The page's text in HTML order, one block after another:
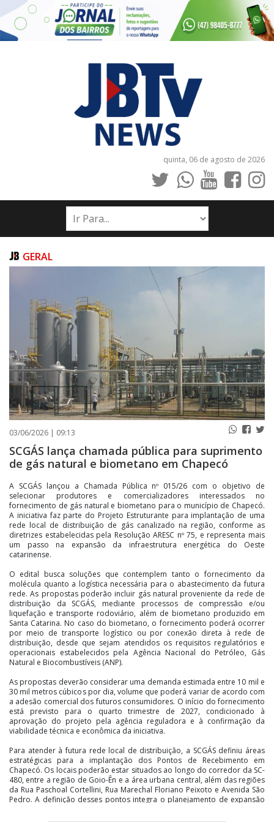
quinta, 06 de agosto de 2026
INÍCIO
NOTÍCIAS
PUBLICAÇÕES LEGAIS
CONTATO
GERAL
03/06/2026 | 09:13
SCGÁS lança chamada pública para suprimento
de gás natural e biometano em Chapecó
A SCGÁS lançou a Chamada Pública nº 015/26 com o objetivo de
selecionar produtores e comercializadores interessados no
fornecimento de gás natural e biometano para o município de Chapecó.
A iniciativa faz parte do Projeto Estruturante para implantação de uma
rede local de distribuição de gás canalizado na região, conforme as
diretrizes estabelecidas pela Resolução ARESC nº 75, e representa mais
um passo na expansão da infraestrutura energética do Oeste
catarinense.
O edital busca soluções que contemplem tanto o fornecimento da
molécula quanto a logística necessária para o abastecimento da futura
rede. As propostas poderão incluir gás natural proveniente da rede de
distribuição da SCGÁS, mediante processos de compressão e/ou
liquefação e transporte rodoviário, além de biometano produzido em
Santa Catarina. No caso do biometano, o fornecimento poderá ocorrer
por meio de transporte logístico ou por conexão direta à rede de
distribuição, desde que sejam atendidos os requisitos regulatórios e
operacionais estabelecidos pela Agência Nacional do Petróleo, Gás
Natural e Biocombustíveis (ANP).
As propostas deverão considerar uma demanda estimada entre 10 mil e
30 mil metros cúbicos por dia, volume que poderá variar de acordo com
a adesão comercial dos futuros consumidores. O início do fornecimento
está previsto para o quarto trimestre de 2027, condicionado à
aprovação do projeto pela agência reguladora e à confirmação da
viabilidade técnica e econômica da iniciativa.
Para atender à futura rede local de distribuição, a SCGÁS definiu áreas
estratégicas para a implantação dos Pontos de Recebimento em
Chapecó. Os locais poderão estar situados ao longo do corredor da SC-
480, entre a região de Goio-Ên e a área urbana central, além das regiões
da Rua Paschoal Cortellini, Rua Marechal Floriano Peixoto e Avenida São
Pedro. A definição desses pontos integra o planejamento de expansão
operacional para o atendimento dos futuros consumidores.